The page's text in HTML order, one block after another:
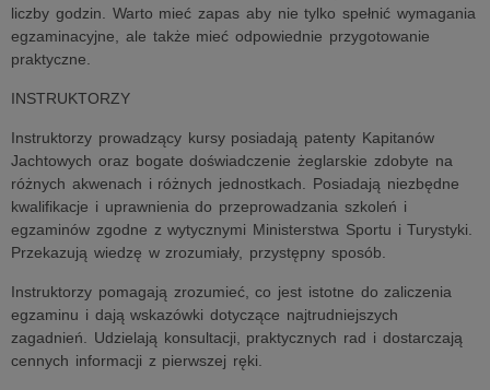
liczby godzin. Warto mieć zapas aby nie tylko spełnić wymagania
egzaminacyjne, ale także mieć odpowiednie przygotowanie
praktyczne.
INSTRUKTORZY
Instruktorzy prowadzący kursy posiadają patenty Kapitanów
Jachtowych oraz bogate doświadczenie żeglarskie zdobyte na
różnych akwenach i różnych jednostkach. Posiadają niezbędne
kwalifikacje i uprawnienia do przeprowadzania szkoleń i
egzaminów zgodne z wytycznymi Ministerstwa Sportu i Turystyki.
Przekazują wiedzę w zrozumiały, przystępny sposób.
Instruktorzy pomagają zrozumieć, co jest istotne do zaliczenia
egzaminu i dają wskazówki dotyczące najtrudniejszych
zagadnień. Udzielają konsultacji, praktycznych rad i dostarczają
cennych informacji z pierwszej ręki.